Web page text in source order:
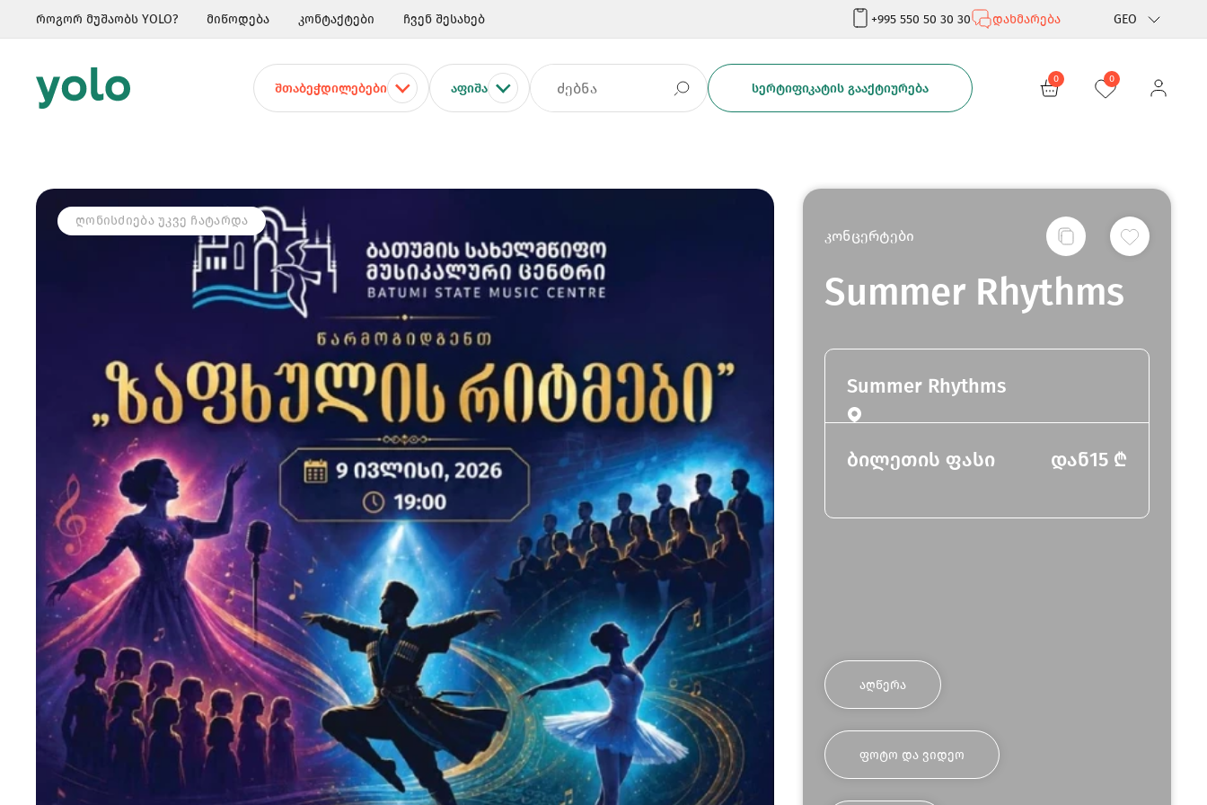
როგორ მუშაობს YOLO? მიწოდება კონტაქტები ჩვენ შესახებ +995 550 50 30 30 დახმარება GEO
Rus
ᲨᲗᲐᲑᲔᲭᲓᲘᲚᲔᲑᲔᲑᲘ ᲐᲤᲘᲨᲐ ᲡᲔᲠᲢᲘᲤᲘᲙᲐᲢᲘᲡ ᲒᲐᲐᲥᲢᲘᲣᲠᲔᲑᲐ
0 0
ᲦᲝᲜᲘᲡᲫᲘᲔᲑᲐ ᲣᲙᲕᲔ ᲩᲐᲢᲐᲠᲓᲐ
კონცერტები
Summer Rhythms
Summer Rhythms
ბილეთის ფასი დან15 ₾
ᲐᲦᲬᲔᲠᲐ
ᲤᲝᲢᲝ ᲓᲐ ᲕᲘᲓᲔᲝ